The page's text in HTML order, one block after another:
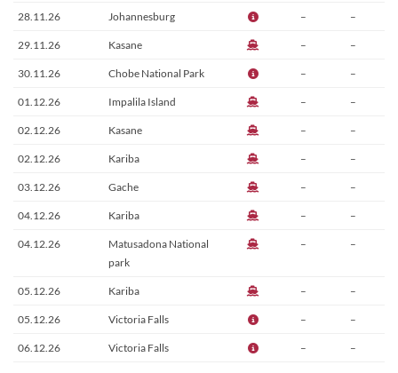
28.11.26 Johannesburg – –
29.11.26 Kasane – –
30.11.26 Chobe National Park – –
01.12.26 Impalila Island – –
02.12.26 Kasane – –
02.12.26 Kariba – –
03.12.26 Gache – –
04.12.26 Kariba – –
04.12.26
Matusadona National
park
– –
05.12.26 Kariba – –
05.12.26 Victoria Falls – –
06.12.26 Victoria Falls – –